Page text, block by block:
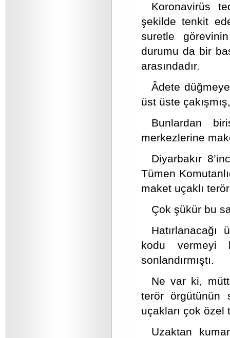
Koronavirüs
şekilde tenkit
suretle görevinin
durumu da bir
arasındadır.
Âdete
üst üste
Bunlardan
merkezlerine
Diyarbakır
Tümen
maket uçaklı
Çok şükür bu
Hatırlanacağı
kodu vermeyi
sonlandırmıştı.
Ne var ki,
terör örgütünün
uçakları çok özel
Uzaktan